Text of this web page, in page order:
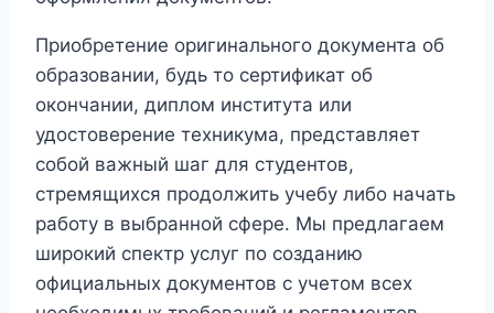
Приобретение оригинального документа об
образовании, будь то сертификат об
окончании, диплом института или
удостоверение техникума, представляет
собой важный шаг для студентов,
стремящихся продолжить учебу либо начать
работу в выбранной сфере. Мы предлагаем
широкий спектр услуг по созданию
официальных документов с учетом всех